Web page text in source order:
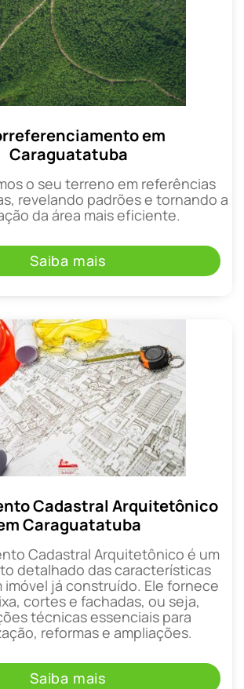
em
Caraguatatuba
o seu terreno em referências
revelando padrões e tornando a
da área mais eficiente.
Saiba mais
Cadastral Arquitetônico
Caraguatatuba
Cadastral Arquitetônico é um
detalhado das características
imóvel já construído. Ele fornece
cortes e fachadas, ou seja,
técnicas essenciais para
reformas e ampliações.
Saiba mais